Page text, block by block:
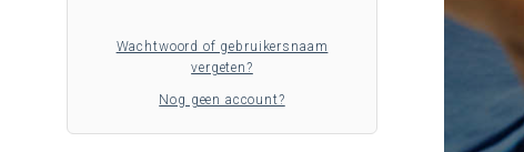
Wachtwoord of gebruikersnaam
vergeten?
Nog geen account?